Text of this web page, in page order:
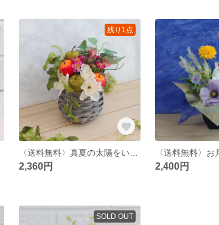
残り1点
2,360円
〈送料無料〉お
2,400円
SOLD OUT